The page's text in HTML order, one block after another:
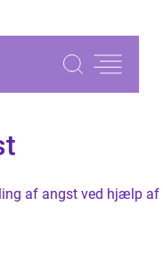
af angst ved hjælp af